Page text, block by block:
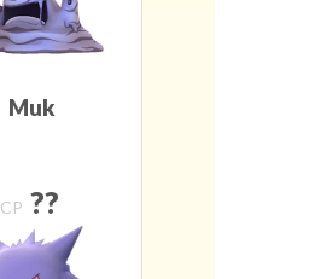
Muk
CP ??